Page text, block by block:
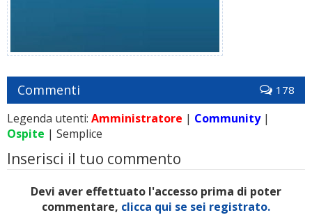
Commenti 178
Legenda utenti: Amministratore | Community|
Ospite | Semplice
Inserisci il tuo commento
Devi aver effettuato l'accesso prima di poter
commentare, clicca qui se sei registrato.